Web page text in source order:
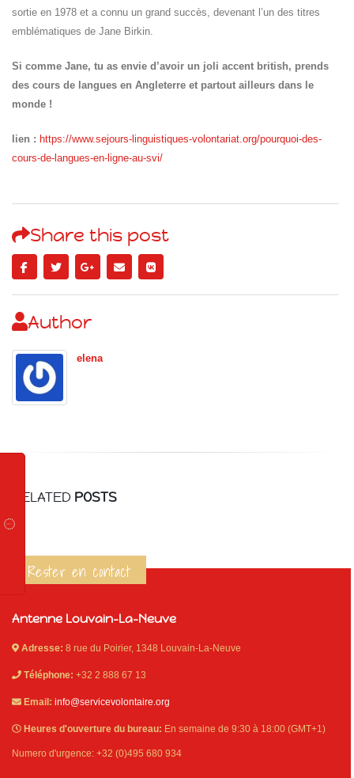
sortie en 1978 et a connu un grand succès, devenant l’un des titres
emblématiques de Jane Birkin.
Si comme Jane, tu as envie d’avoir un joli accent british, prends
des cours de langues en Angleterre et partout ailleurs dans le
monde !
lien : https://www.sejours-linguistiques-volontariat.org/pourquoi-des-
cours-de-langues-en-ligne-au-svi/
Share this post
Author
elena
RELATED POSTS
Rester en contact
Antenne Louvain-La-Neuve
Adresse: 8 rue du Poirier, 1348 Louvain-La-Neuve
Téléphone: +32 2 888 67 13
Email: info@servicevolontaire.org
Heures d'ouverture du bureau: En semaine de 9:30 à 18:00 (GMT+1)
Numero d'urgence: +32 (0)495 680 934